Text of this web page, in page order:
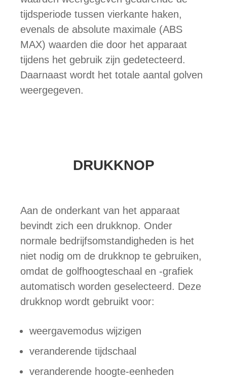
tijdsperiode tussen vierkante haken,
evenals de absolute maximale (ABS
MAX) waarden die door het apparaat
tijdens het gebruik zijn gedetecteerd.
Daarnaast wordt het totale aantal golven
weergegeven.
DRUKKNOP
Aan de onderkant van het apparaat
bevindt zich een drukknop. Onder
normale bedrijfsomstandigheden is het
niet nodig om de drukknop te gebruiken,
omdat de golfhoogteschaal en -grafiek
automatisch worden geselecteerd. Deze
drukknop wordt gebruikt voor:
weergavemodus wijzigen
veranderende tijdschaal
veranderende hoogte-eenheden